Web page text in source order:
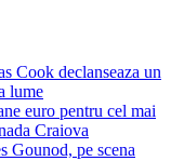
Cook declanseaza un
lume
euro pentru cel mai
Craiova
Gounod, pe scena